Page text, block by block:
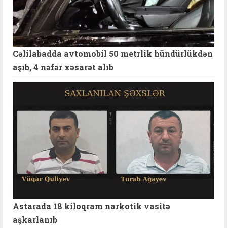
Cəlilabadda avtomobil 50 metrlik hündürlükdən
aşıb, 4 nəfər xəsarət alıb
Astarada 18 kiloqram narkotik vasitə
aşkarlanıb